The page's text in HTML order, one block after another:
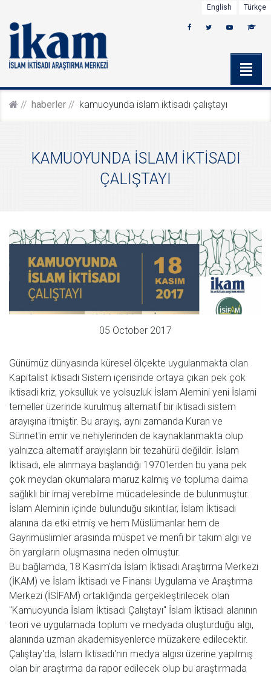
English Türkçe
haberler kamuoyunda i̇slam i̇kti̇sadi çaliştayi
KAMUOYUNDA İSLAM İKTİSADI
ÇALIŞTAYI
05 October 2017
Günümüz dünyasında küresel ölçekte uygulanmakta olan
Kapitalist iktisadi Sistem içerisinde ortaya çıkan pek çok
iktisadi kriz, yoksulluk ve yolsuzluk İslam Alemini yeni İslami
temeller üzerinde kurulmuş alternatif bir iktisadi sistem
arayışına itmiştir. Bu arayış, aynı zamanda Kuran ve
Sünnet'in emir ve nehiylerinden de kaynaklanmakta olup
yalnızca alternatif arayışların bir tezahürü değildir. İslam
İktisadı, ele alınmaya başlandığı 1970'lerden bu yana pek
çok meydan okumalara maruz kalmış ve topluma daima
sağlıklı bir imaj verebilme mücadelesinde de bulunmuştur.
İslam Aleminin içinde bulunduğu sıkıntılar, İslam İktisadı
alanına da etki etmiş ve hem Müslümanlar hem de
Gayrimüslimler arasında müspet ve menfi bir takım algı ve
ön yargıların oluşmasına neden olmuştur.
Bu bağlamda, 18 Kasım'da İslam İktisadı Araştırma Merkezi
(İKAM) ve İslam İktisadı ve Finansı Uygulama ve Araştırma
Merkezi (İSİFAM) ortaklığında gerçekleştirilecek olan
"Kamuoyunda İslam İktisadı Çalıştayı" İslam İktisadı alanının
teori ve uygulamada toplum ve medyada oluşturduğu algı,
alanında uzman akademisyenlerce müzakere edilecektir.
Çalıştay'da, İslam İktisadı'nın medya algısı üzerine yapılmış
olan bir araştırma da rapor edilecek olup bu araştırmada